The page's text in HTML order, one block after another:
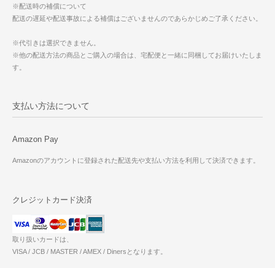
※配送時の補償について
配送の遅延や配送事故による補償はございませんのであらかじめご了承ください。
※代引きは選択できません。
※他の配送方法の商品とご購入の場合は、宅配便と一緒に同梱してお届けいたしま
す。
支払い方法について
Amazon Pay
Amazonのアカウントに登録された配送先や支払い方法を利用して決済できます。
クレジットカード決済
取り扱いカードは、
VISA / JCB / MASTER / AMEX / Dinersとなります。